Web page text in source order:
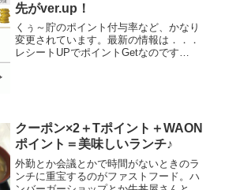
先がver.up！
くぅ～貯のポイント付与率など、かなり
変更されています。最新の情報は．．．
レシートUPでポイントGetなのです
クーポン×2＋Tポイント＋WAON
ポイント＝美味しいランチ♪
外勤とか会議とかで時間がないときのラ
ンチに重宝するのがファストフード。ハ